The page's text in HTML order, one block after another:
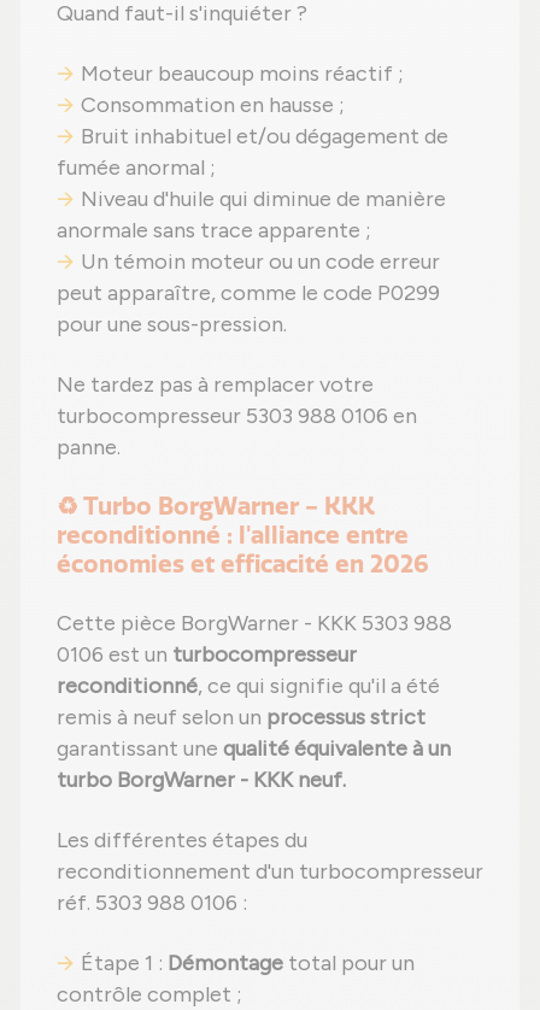
Quand faut-il s'inquiéter ?
Moteur beaucoup moins réactif ;
Consommation en hausse ;
Bruit inhabituel et/ou dégagement de
fumée anormal ;
Niveau d'huile qui diminue de manière
anormale sans trace apparente ;
Un témoin moteur ou un code erreur
peut apparaître, comme le code P0299
pour une sous-pression.
Ne tardez pas à remplacer votre
turbocompresseur 5303 988 0106 en
panne.
♻️ Turbo BorgWarner - KKK
reconditionné : l'alliance entre
économies et efficacité en 2026
Cette pièce BorgWarner - KKK 5303 988
0106 est un turbocompresseur
reconditionné, ce qui signifie qu'il a été
remis à neuf selon un processus strict
garantissant une qualité équivalente à un
turbo BorgWarner - KKK neuf.
Les différentes étapes du
reconditionnement d'un turbocompresseur
réf. 5303 988 0106 :
Étape 1 : Démontage total pour un
contrôle complet ;